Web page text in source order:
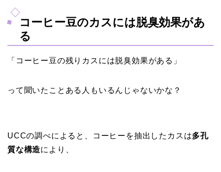
コーヒー豆のカスには脱臭効果があ
る
「コーヒー豆の残りカスには脱臭効果がある」
って聞いたことある人もいるんじゃないかな？
UCCの調べによると、コーヒーを抽出したカスは多孔
質な構造により、